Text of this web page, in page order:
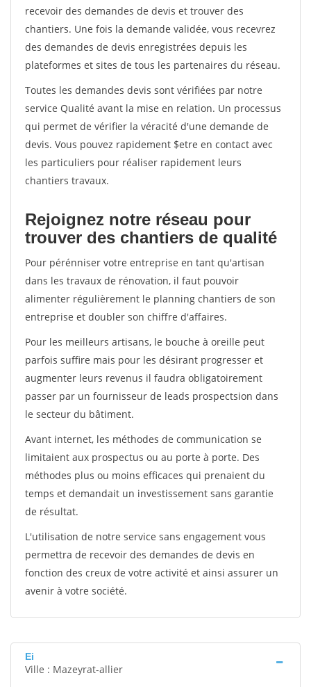
recevoir des demandes de devis et trouver des
chantiers. Une fois la demande validée, vous recevrez
des demandes de devis enregistrées depuis les
plateformes et sites de tous les partenaires du réseau.
Toutes les demandes devis sont vérifiées par notre
service Qualité avant la mise en relation. Un processus
qui permet de vérifier la véracité d'une demande de
devis. Vous pouvez rapidement $etre en contact avec
les particuliers pour réaliser rapidement leurs
chantiers travaux.
Rejoignez notre réseau pour
trouver des chantiers de qualité
Pour pérénniser votre entreprise en tant qu'artisan
dans les travaux de rénovation, il faut pouvoir
alimenter régulièrement le planning chantiers de son
entreprise et doubler son chiffre d'affaires.
Pour les meilleurs artisans, le bouche à oreille peut
parfois suffire mais pour les désirant progresser et
augmenter leurs revenus il faudra obligatoirement
passer par un fournisseur de leads prospectsion dans
le secteur du bâtiment.
Avant internet, les méthodes de communication se
limitaient aux prospectus ou au porte à porte. Des
méthodes plus ou moins efficaces qui prenaient du
temps et demandait un investissement sans garantie
de résultat.
L'utilisation de notre service sans engagement vous
permettra de recevoir des demandes de devis en
fonction des creux de votre activité et ainsi assurer un
avenir à votre société.
Ei
Ville : Mazeyrat-allier